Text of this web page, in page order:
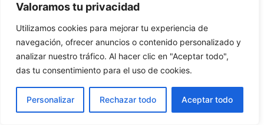
Valoramos tu privacidad
Utilizamos cookies para mejorar tu experiencia de
navegación, ofrecer anuncios o contenido personalizado y
analizar nuestro tráfico. Al hacer clic en "Aceptar todo",
das tu consentimiento para el uso de cookies.
Personalizar Rechazar todo Aceptar todo